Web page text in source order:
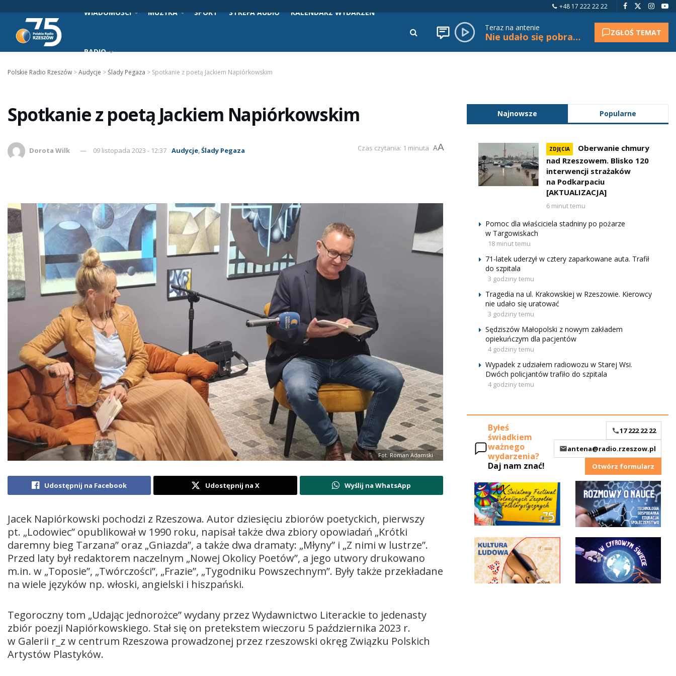
+48 17 222 22 22
WIADOMOŚCI MUZYKA SPORT STREFA AUDIO KALENDARZ WYDARZEŃ
RADIO
Teraz na antenie
Nie udało się pobrać tytułu. ZGŁOŚ TEMAT
Polskie Radio Rzeszów >Audycje >Ślady Pegaza > Spotkanie z poetą Jackiem Napiórkowskim
Spotkanie z poetą Jackiem Napiórkowskim
Dorota Wilk 09 listopada 2023 - 12:37 Audycje,Ślady Pegaza Czas czytania: 1 minuta AA
Fot. Roman Adamski
Udostępnij na Facebook Udostępnij na X Wyślij na WhatsApp
Jacek Napiórkowski pochodzi z Rzeszowa. Autor dziesięciu zbiorów poetyckich, pierwszy
pt. „Lodowiec” opublikował w 1990 roku, napisał także dwa zbiory opowiadań „Krótki
daremny bieg Tarzana” oraz „Gniazda”, a także dwa dramaty: „Młyny” i „Z nimi w lustrze”.
Przed laty był redaktorem naczelnym „Nowej Okolicy Poetów”, a jego utwory drukowano
m.in. w „Toposie”, „Twórczości”, „Frazie”, „Tygodniku Powszechnym”. Były także przekładane
na wiele języków np. włoski, angielski i hiszpański.
Tegoroczny tom „Udając jednorożce” wydany przez Wydawnictwo Literackie to jedenasty
zbiór poezji Napiórkowskiego. Stał się on pretekstem wieczoru 5 października 2023 r.
w Galerii r_z w centrum Rzeszowa prowadzonej przez rzeszowski okręg Związku Polskich
Artystów Plastyków.
Najnowsze Popularne
ZDJĘCIA
Oberwanie chmury
nad Rzeszowem. Blisko 120
interwencji strażaków
na Podkarpaciu
[AKTUALIZACJA]
6 minut temu
Pomoc dla właściciela stadniny po pożarze
w Targowiskach
18 minut temu
71-latek uderzył w cztery zaparkowane auta. Trafił
do szpitala
3 godziny temu
Tragedia na ul. Krakowskiej w Rzeszowie. Kierowcy
nie udało się uratować
3 godziny temu
Sędziszów Małopolski z nowym zakładem
opiekuńczym dla pacjentów
4 godziny temu
Wypadek z udziałem radiowozu w Starej Wsi.
Dwóch policjantów trafiło do szpitala
4 godziny temu
Byłeś
świadkiem
ważnego
wydarzenia?
Daj nam znać!
17 222 22 22
antena@radio.rzeszow.pl
Otwórz formularz